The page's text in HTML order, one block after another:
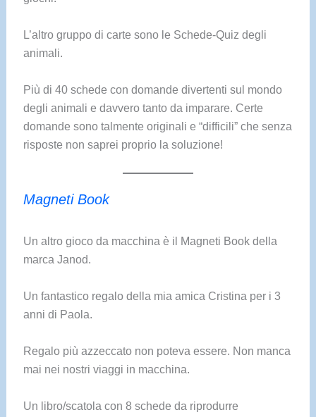
L’altro gruppo di carte sono le Schede-Quiz degli
animali.
Più di 40 schede con domande divertenti sul mondo
degli animali e davvero tanto da imparare. Certe
domande sono talmente originali e “difficili” che senza
risposte non saprei proprio la soluzione!
Magneti Book
Un altro gioco da macchina è il Magneti Book della
marca Janod.
Un fantastico regalo della mia amica Cristina per i 3
anni di Paola.
Regalo più azzeccato non poteva essere. Non manca
mai nei nostri viaggi in macchina.
Un libro/scatola con 8 schede da riprodurre